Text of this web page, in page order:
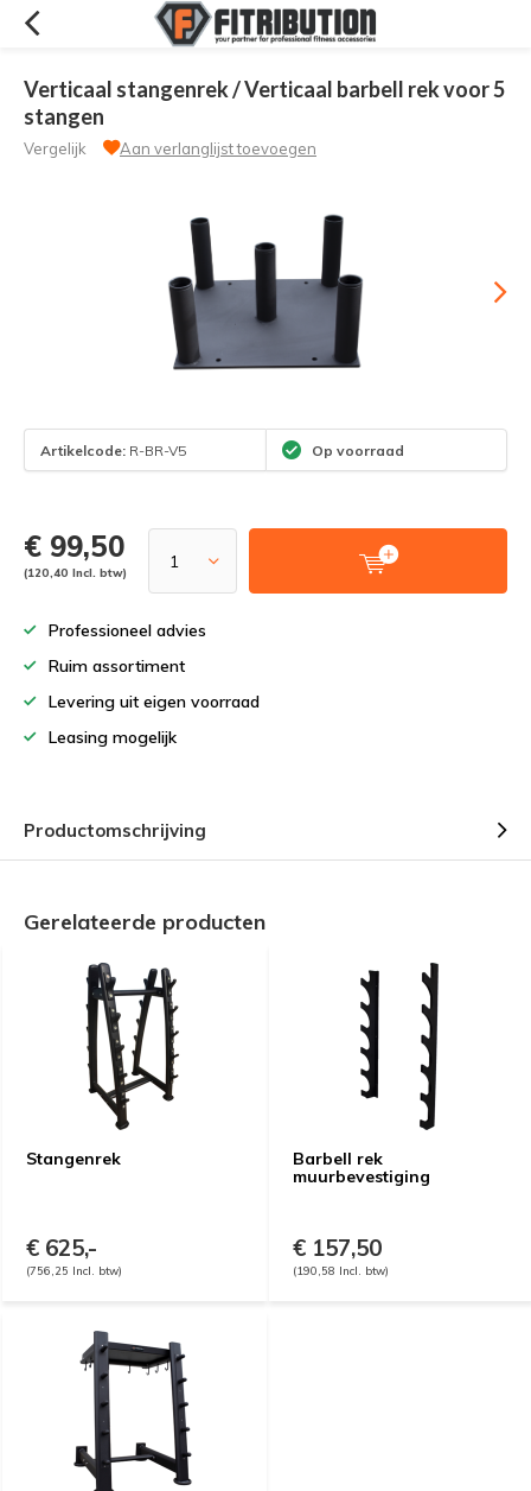
Verticaal stangenrek / Verticaal barbell rek voor 5
stangen
Vergelijk Aan verlanglijst toevoegen
Artikelcode: R-BR-V5 Op voorraad
€ 99,50
(120,40 Incl. btw)
Professioneel advies
Ruim assortiment
Levering uit eigen voorraad
Leasing mogelijk
Productomschrijving
Gerelateerde producten
Stangenrek
€ 625,-
(756,25 Incl. btw)
Barbell rek
muurbevestiging
€ 157,50
(190,58 Incl. btw)